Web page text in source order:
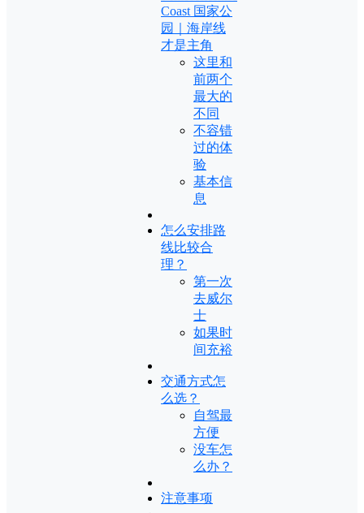
Coast 国家公
园｜海岸线
才是主角
这里和
前两个
最大的
不同
不容错
过的体
验
基本信
息
怎么安排路
线比较合
理？
第一次
去威尔
士
如果时
间充裕
交通方式怎
么选？
自驾最
方便
没车怎
么办？
注意事项